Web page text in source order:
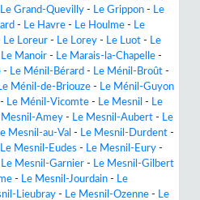
Le Grand-Quevilly - Le Grippon - Le
- Le Havre - Le Houlme - Le
Le Loreur - Le Lorey - Le Luot - Le
Le Manoir - Le Marais-la-Chapelle -
- Le Ménil-Bérard - Le Ménil-Broût -
Le Ménil-de-Briouze - Le Ménil-Guyon
- Le Ménil-Vicomte - Le Mesnil - Le
Mesnil-Amey - Le Mesnil-Aubert - Le
Mesnil-au-Val - Le Mesnil-Durdent -
Le Mesnil-Eudes - Le Mesnil-Eury -
Le Mesnil-Garnier - Le Mesnil-Gilbert
- Le Mesnil-Jourdain - Le
Lieubray - Le Mesnil-Ozenne - Le